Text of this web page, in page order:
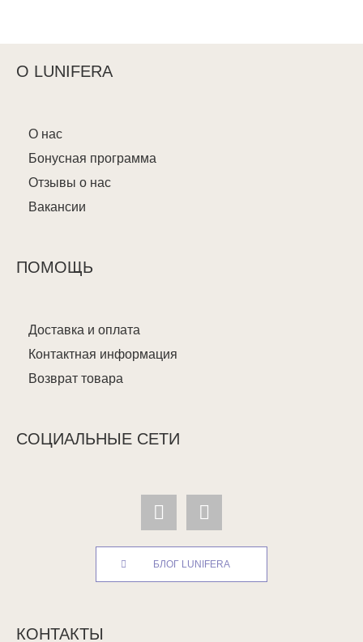
О LUNIFERA
О нас
Бонусная программа
Отзывы о нас
Вакансии
ПОМОЩЬ
Доставка и оплата
Контактная информация
Возврат товара
СОЦИАЛЬНЫЕ СЕТИ
БЛОГ LUNIFERA
КОНТАКТЫ